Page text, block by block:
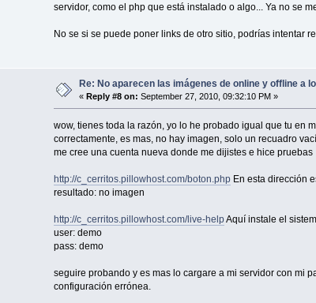
servidor, como el php que está instalado o algo... Ya no se
No se si se puede poner links de otro sitio, podrías intentar
Re: No aparecen las imágenes de online y offline a
«Reply #8 on: September 27, 2010, 09:32:10 PM »
wow, tienes toda la razón, yo lo he probado igual que tu en
correctamente, es mas, no hay imagen, solo un recuadro
me cree una cuenta nueva donde me dijistes e hice pruebas
http://c_cerritos.pillowhost.com/boton.phpEn esta dirección
resultado: no imagen
http://c_cerritos.pillowhost.com/live-helpAquí instale el
user: demo
pass: demo
seguire probando y es mas lo cargare a mi servidor con mi
configuración errónea.